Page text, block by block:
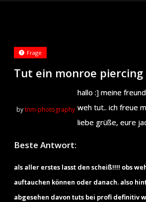
Tut ein monroe
Frage
bytnm-photography
hallo :] meine
weh tut.. ich freue
liebe grüße, eure
Beste Antwort:
als aller erstes lasst den scheiß!!!! obs
auftauchen können oder danach. also
abgesehen davon tuts bei profi definitiv